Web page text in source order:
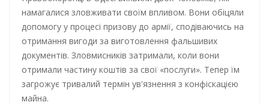
намагалися зловживати своїм впливом. Вони обіцяли
допомогу у процесі призову до армії, сподіваючись на
отримання вигоди за виготовлення фальшивих
документів. Зловмисників затримали, коли вони
отримали частину коштів за свої «послуги». Тепер їм
загрожує тривалий термін ув'язнення з конфіскацією
майна.